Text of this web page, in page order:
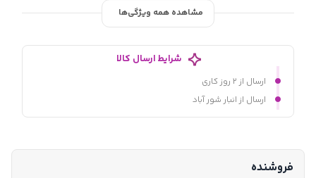
مشاهده همه ویژگی‌ها
شرایط ارسال کالا
ارسال از ۲ روز کاری
ارسال از انبار شور آباد
فروشنده